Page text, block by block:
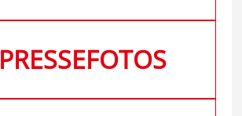
PRESSEFOTOS